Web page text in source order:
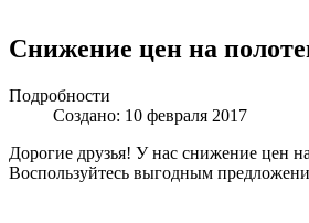
Снижение цен на
Подробности
Создано: 10 февраля 2017
Дорогие друзья! У нас снижение цен
Воспользуйтесь выгодным